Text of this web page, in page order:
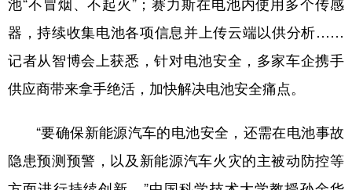
池“不冒烟、不起火”；赛力斯在电池内使用多个传感
器，持续收集电池各项信息并上传云端以供分析……
记者从智博会上获悉，针对电池安全，多家车企携手
供应商带来拿手绝活，加快解决电池安全痛点。
“要确保新能源汽车的电池安全，还需在电池事故
隐患预测预警，以及新能源汽车火灾的主被动防控等